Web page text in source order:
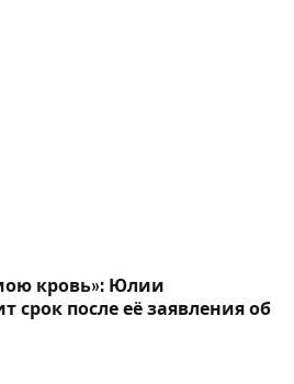
кровь»: Юлии
срок после её заявления об